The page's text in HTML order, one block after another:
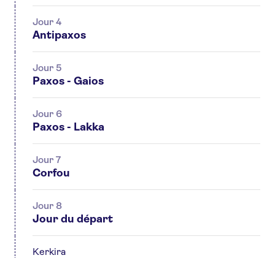
Jour 4
Antipaxos
Jour 5
Paxos - Gaios
Jour 6
Paxos - Lakka
Jour 7
Corfou
Jour 8
Jour du départ
Kerkira